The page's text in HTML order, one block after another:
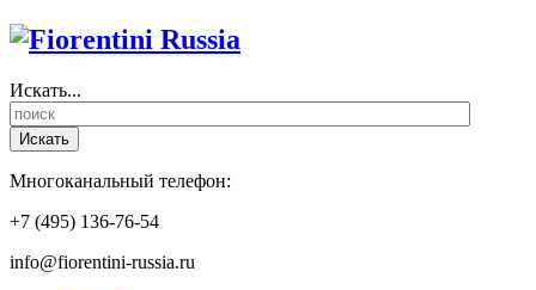
Искать...
Искать
Многоканальный телефон:
+7 (495) 136-76-54
info@fiorentini-russia.ru